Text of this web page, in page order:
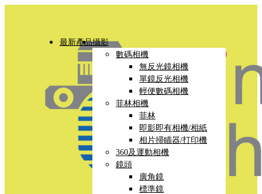
最新產品攝影
數碼相機
無反光鏡相機
單鏡反光相機
輕便數碼相機
菲林相機
菲林
即影即有相機/相紙
相片掃瞄器/打印機
360及運動相機
鏡頭
廣角鏡
標準鏡